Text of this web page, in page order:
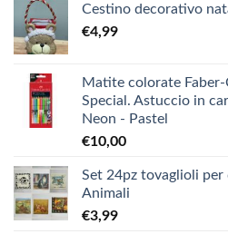
Cestino decorativo
€4,99
Matite colorate
Special. Astuccio in
Neon - Pastel
€10,00
Set 24pz tovaglioli per
Animali
€3,99